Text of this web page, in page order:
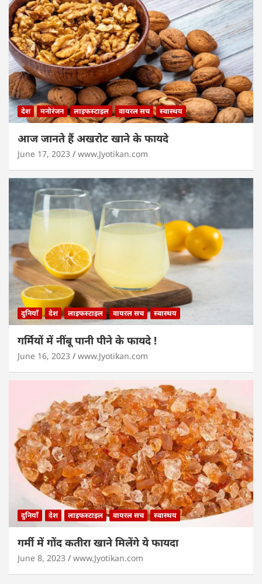
देश मनोरंजन लाइफस्टाइल वायरल सच स्वास्थय
आज जानते हैं अखरोट खाने के फायदे
June 17, 2023 www.Jyotikan.com
दुनियाँ देश लाइफस्टाइल वायरल सच स्वास्थय
गर्मियों में नींबू पानी पीने के फायदे !
June 16, 2023 www.Jyotikan.com
दुनियाँ देश लाइफस्टाइल वायरल सच स्वास्थय
गर्मी में गोंद कतीरा खाने मिलेंगे ये फायदा
June 8, 2023 www.Jyotikan.com